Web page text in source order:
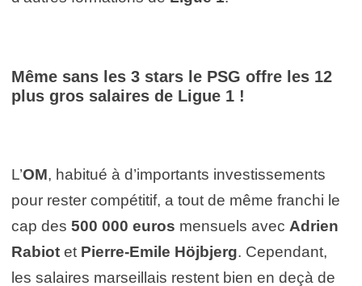
Même sans les 3 stars le PSG offre les 12
plus gros salaires de Ligue 1 !
L’OM, habitué à d’importants investissements
pour rester compétitif, a tout de même franchi le
cap des 500 000 euros mensuels avec Adrien
Rabiot et Pierre-Emile Höjbjerg. Cependant,
les salaires marseillais restent bien en deçà de